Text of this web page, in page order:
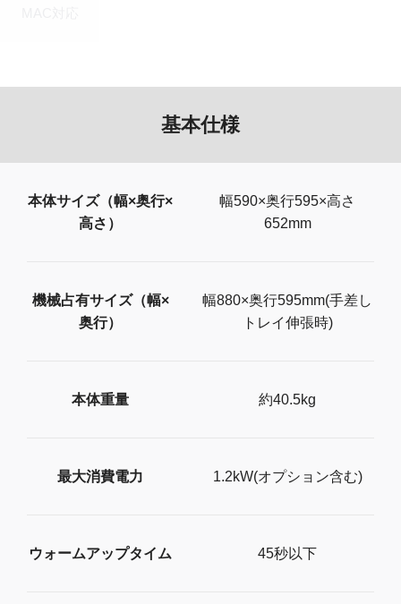
基本仕様
本体サイズ（幅×奥行×
高さ）
幅590×奥行595×高さ
652mm
機械占有サイズ（幅×
奥行）
幅880×奥行595mm(手差し
トレイ伸張時)
本体重量 約40.5kg
最大消費電力 1.2kW(オプション含む)
ウォームアップタイム 45秒以下